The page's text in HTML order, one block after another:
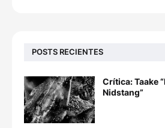
POSTS RECIENTES
Crítica: Taake
Nidstang”